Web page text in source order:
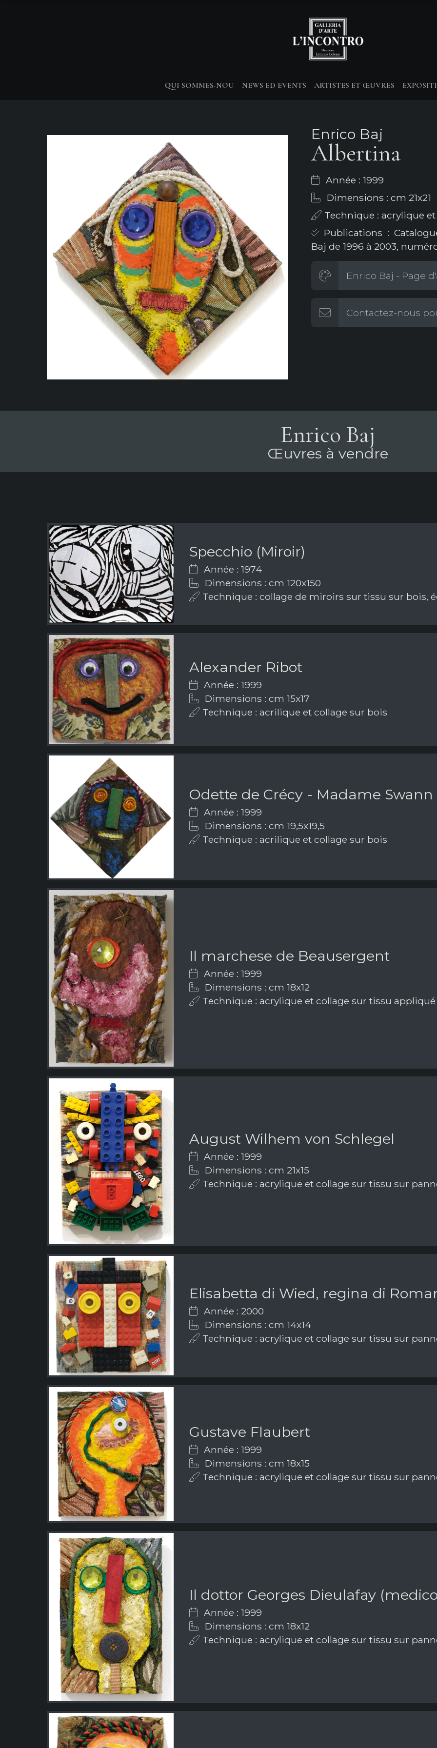
QUI SOMMES-NOU NEWS ED EVENTS ARTISTES ET ŒUVRES
Enrico Baj
Albertina
Année : 1999
Dimensions : cm 21x21
Technique : acrylique
Publications :
Baj de 1996 à 2003,
Enrico Baj - Page
Contactez-nous
Enrico Baj
Œuvres à vendre
Specchio (Miroir)
Année : 1974
Dimensions : cm 120x150
Technique : collage de miroirs sur tissu sur bois,
Alexander Ribot
Année : 1999
Dimensions : cm 15x17
Technique : acrilique et collage sur bois
Odette de Crécy - Madame Swann
Année : 1999
Dimensions : cm 19,5x19,5
Technique : acrilique et collage sur bois
Il marchese de Beausergent
Année : 1999
Dimensions : cm 18x12
Technique : acrylique et collage sur tissu
August Wilhem von Schlegel
Année : 1999
Dimensions : cm 21x15
Technique : acrylique et collage sur tissu sur
Elisabetta di Wied, regina di
Année : 2000
Dimensions : cm 14x14
Technique : acrylique et collage sur tissu sur
Gustave Flaubert
Année : 1999
Dimensions : cm 18x15
Technique : acrylique et collage sur tissu sur
Il dottor Georges Dieulafay
Année : 1999
Dimensions : cm 18x12
Technique : acrylique et collage sur tissu sur